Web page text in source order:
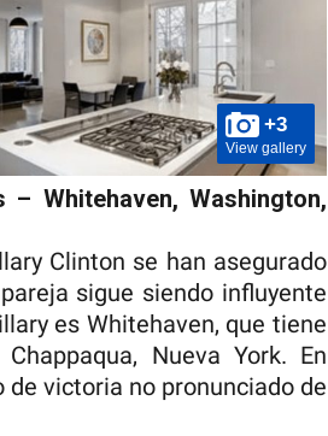
+3
View gallery
Whitehaven, Washington,
Clinton se han asegurado
sigue siendo influyente
es Whitehaven, que tiene
Nueva York. En
victoria no pronunciado de